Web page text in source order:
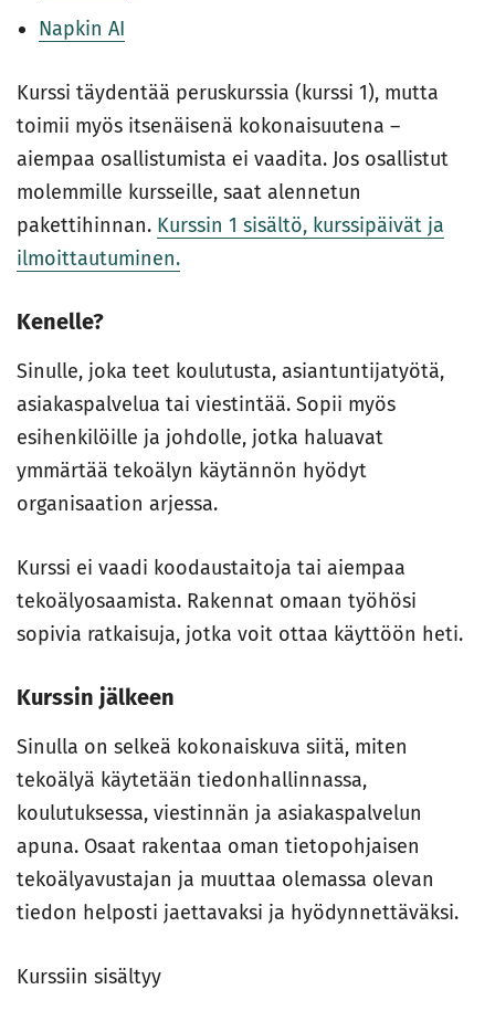
Napkin AI
Kurssi täydentää peruskurssia (kurssi 1), mutta
toimii myös itsenäisenä kokonaisuutena –
aiempaa osallistumista ei vaadita. Jos osallistut
molemmille kursseille, saat alennetun
pakettihinnan. Kurssin 1 sisältö, kurssipäivät ja
ilmoittautuminen.
Kenelle?
Sinulle, joka teet koulutusta, asiantuntijatyötä,
asiakaspalvelua tai viestintää. Sopii myös
esihenkilöille ja johdolle, jotka haluavat
ymmärtää tekoälyn käytännön hyödyt
organisaation arjessa.
Kurssi ei vaadi koodaustaitoja tai aiempaa
tekoälyosaamista. Rakennat omaan työhösi
sopivia ratkaisuja, jotka voit ottaa käyttöön heti.
Kurssin jälkeen
Sinulla on selkeä kokonaiskuva siitä, miten
tekoälyä käytetään tiedonhallinnassa,
koulutuksessa, viestinnän ja asiakaspalvelun
apuna. Osaat rakentaa oman tietopohjaisen
tekoälyavustajan ja muuttaa olemassa olevan
tiedon helposti jaettavaksi ja hyödynnettäväksi.
Kurssiin sisältyy